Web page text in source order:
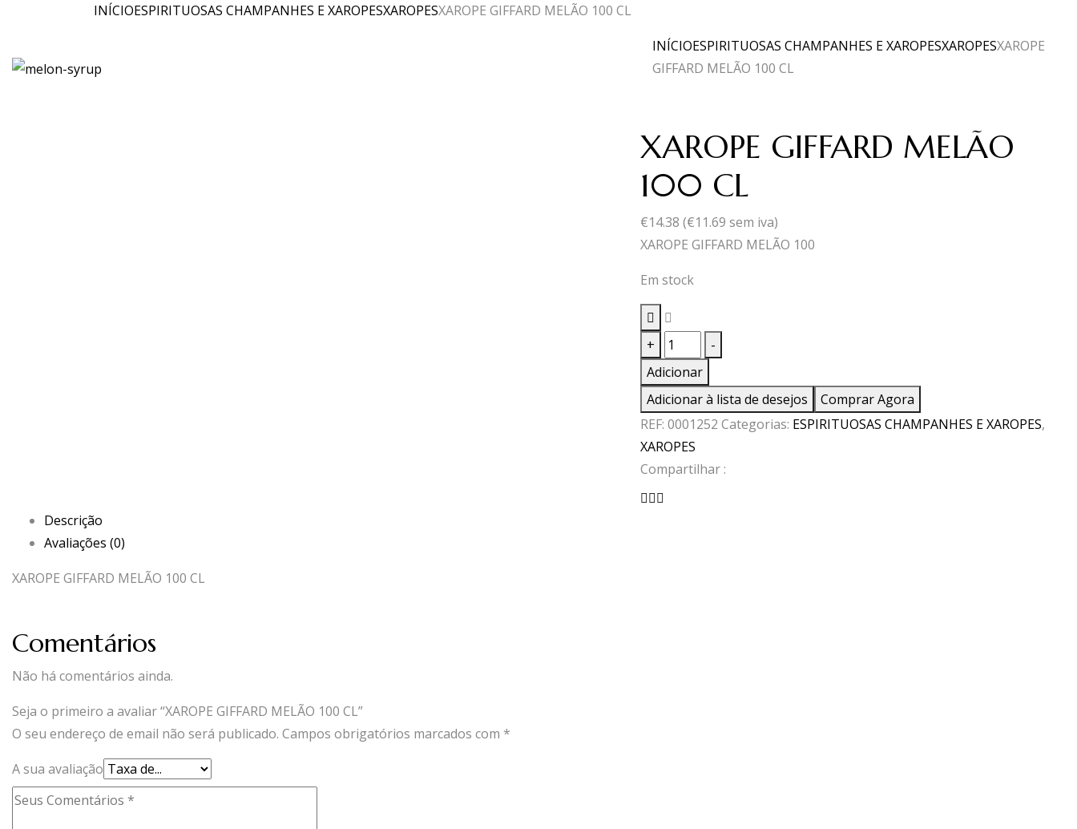
INÍCIOESPIRITUOSAS CHAMPANHES E XAROPESXAROPESXAROPE GIFFARD MELÃO 100 CL
INÍCIOESPIRITUOSAS CHAMPANHES E XAROPESXAROPESXAROPE
GIFFARD MELÃO 100 CL
XAROPE GIFFARD MELÃO
100 CL
€14.38 (€11.69 sem iva)
XAROPE GIFFARD MELÃO 100
Em stock
+
Quantidade
de
XAROPE
GIFFARD
MELÃO
100
CL
-
Adicionar
Adicionar à lista de desejos
Comprar Agora
REF: 0001252 Categorias: ESPIRITUOSAS CHAMPANHES E XAROPES,
XAROPES
Compartilhar :
Descrição
Avaliações (0)
XAROPE GIFFARD MELÃO 100 CL
Comentários
Não há comentários ainda.
Seja o primeiro a avaliar “XAROPE GIFFARD MELÃO 100 CL”
O seu endereço de email não será publicado. Campos obrigatórios marcados com *
A sua avaliação